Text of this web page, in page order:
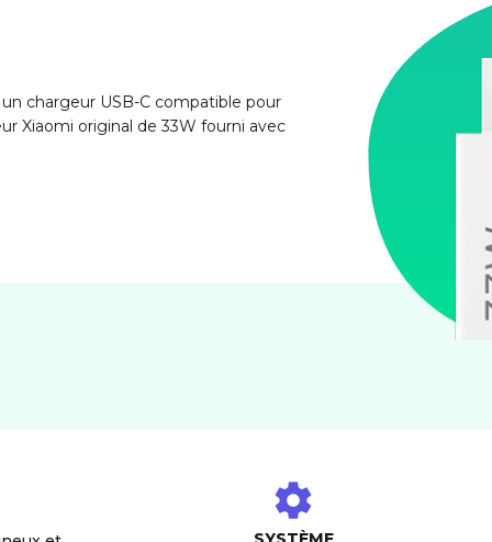
chargeur USB-C compatible pour
Xiaomi original de 33W fourni avec